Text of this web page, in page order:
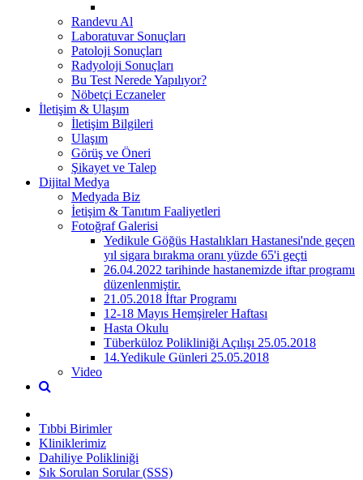
Randevu Al
Laboratuvar Sonuçları
Patoloji Sonuçları
Radyoloji Sonuçları
Bu Test Nerede Yapılıyor?
Nöbetçi Eczaneler
İletişim & Ulaşım
İletişim Bilgileri
Ulaşım
Görüş ve Öneri
Şikayet ve Talep
Dijital Medya
Medyada Biz
İetişim & Tanıtım Faaliyetleri
Fotoğraf Galerisi
Yedikule Göğüs Hastalıkları Hastanesi'nde geçen
yıl sigara bırakma oranı yüzde 65'i geçti
26.04.2022 tarihinde hastanemizde iftar programı
düzenlenmiştir.
21.05.2018 İftar Programı
12-18 Mayıs Hemşireler Haftası
Hasta Okulu
Tüberküloz Polikliniği Açılışı 25.05.2018
14.Yedikule Günleri 25.05.2018
Video
Tıbbi Birimler
Kliniklerimiz
Dahiliye Polikliniği
Sık Sorulan Sorular (SSS)